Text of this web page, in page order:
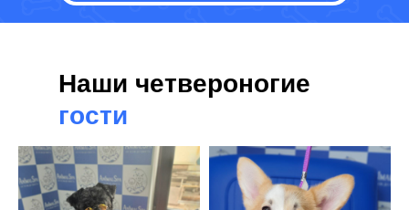
Наши четвероногие
гости